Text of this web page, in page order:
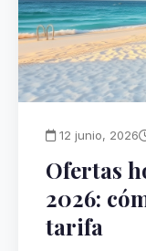
12 junio, 2026
Ofertas
2026:
tarifa